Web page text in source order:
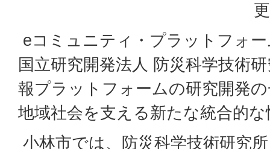
eコミュニティ・プラットフォ
国立研究開発法人 防災科学技術
報プラットフォームの研究開発
地域社会を支える新たな統合的
小林市では、防災科学技術研究